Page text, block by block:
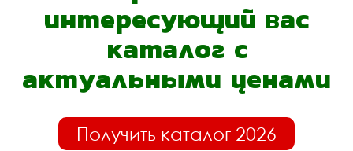
интересующий вас
каталог с
актуальными ценами
Получить каталог 2026